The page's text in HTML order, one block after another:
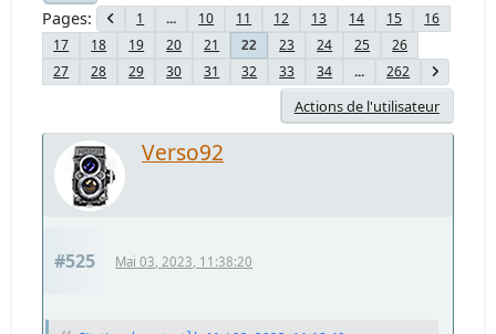
Pages 1 ... 10 11 12 13 14 15
16
17
18 19 20 21 22 23 24 25
26
27
28 29 30 31 32 33 34 ... 262
Actions de l'utilisateur
Verso92
#525 Mai 03, 2023, 11:38:20